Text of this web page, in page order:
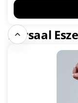
Kursaal